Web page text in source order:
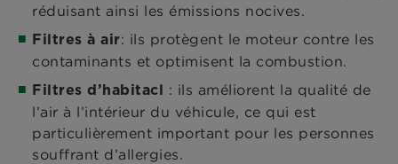
réduisant ainsi les émissions nocives.
Filtres à air: ils protègent le moteur contre les
contaminants et optimisent la combustion.
Filtres d’habitacl : ils améliorent la qualité de
l’air à l’intérieur du véhicule, ce qui est
particulièrement important pour les personnes
souffrant d’allergies.